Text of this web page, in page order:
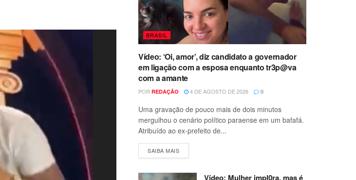
BRASIL
Vídeo: ‘Oi, amor’, diz candidato a governador
em ligação com a esposa enquanto tr3p@va
com a amante
POR REDAÇÃO 4 DE AGOSTO DE 2026 0
Uma gravação de pouco mais de dois minutos
mergulhou o cenário político paraense em um bafafá.
Atribuído ao ex-prefeito de...
SAIBA MAIS
Vídeo: Mulher impl0ra, mas é